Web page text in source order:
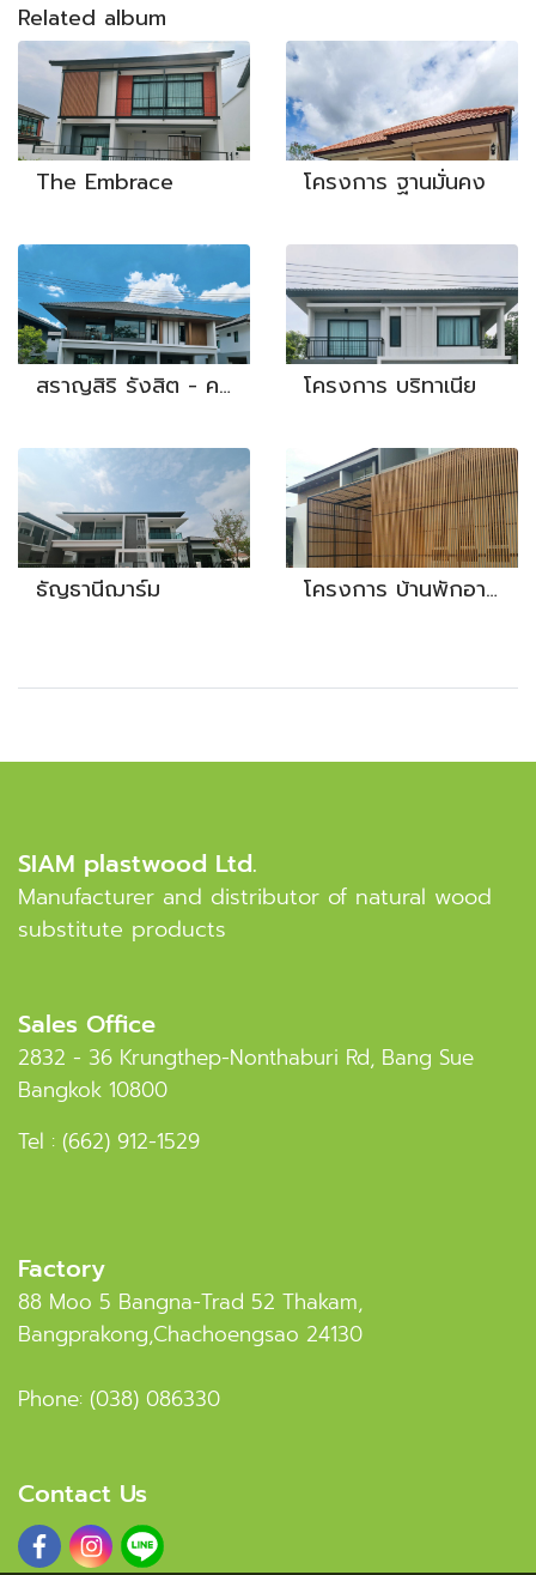
Related album
The Embrace โครงการ ฐานมั่นคง
สราญสิริ รังสิต - คลอง 2 โครงการ บริทาเนีย
ธัญธานีฌาร์ม โครงการ บ้านพักอาศัย คุณรุ่ง งานไม้ระแนง
SIAM plastwood Ltd.
Manufacturer and distributor of natural wood
substitute products
Sales Office
2832 - 36 Krungthep-Nonthaburi Rd, Bang Sue
Bangkok 10800
Tel : (662) 912-1529
Factory
88 Moo 5 Bangna-Trad 52 Thakam,
Bangprakong,Chachoengsao 24130
Phone: (038) 086330
Contact Us